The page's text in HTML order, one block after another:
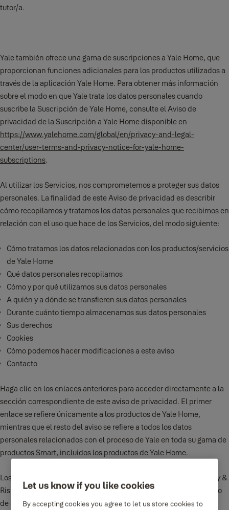
tutor/a.
Yale también ofrece una gama de suscripciones a Yale Home, que
proporcionan funciones adicionales para los productos utilizados a
través de la aplicación Yale Home. Para obtener más información
sobre el modo en que Yale trata los datos personales cuando
suscribe la Suscripción de Yale Home, consulte el Aviso de
privacidad de la Suscripción a Yale Home disponible en
https://www.yalehome.com/global/en/privacy-and-legal-
center/user-terms-and-privacy-notice-for-yale-home-
subscriptions.
Al utilizar los Servicios, nos comprometemos a proteger sus datos
personales. La finalidad de este Aviso de privacidad es describir
cómo recopilamos y tratamos los datos personales que recibimos en
relación con el uso que hace de los Servicios, del modo siguiente:
Cómo tratamos los datos relacionados con los productos/servicios
de Yale Home
Qué datos personales recopilamos
Cómo y por qué utilizamos sus datos personales
A quién y a dónde se transfieren sus datos personales
Durante cuánto tiempo almacenamos sus datos personales
Sus derechos
Cookies
Cómo podemos hacer modificaciones a este aviso
Contacto
Haga clic en los enlaces anteriores para acceder directamente a la
sección correspondiente de este aviso de privacidad. El primer
enlace se refiere únicamente a los productos de Yale Home,
mientras que el resto del aviso se refiere a todos los datos
personales relacionados con el proceso de Yale en toda su gama de
productos Smart, incluidos los productos de Yale Home.
Los productos y servicios de Yale Smart son ofrecidos por Security &
Risk Communications Limited (que opera como Yale) con número
de registro 417550 y domicilio en Parkway Business Centre,
Let us know if you like cookies
By accepting cookies you agree to let us store cookies to